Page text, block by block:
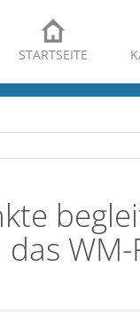
STARTSEITE
WM-